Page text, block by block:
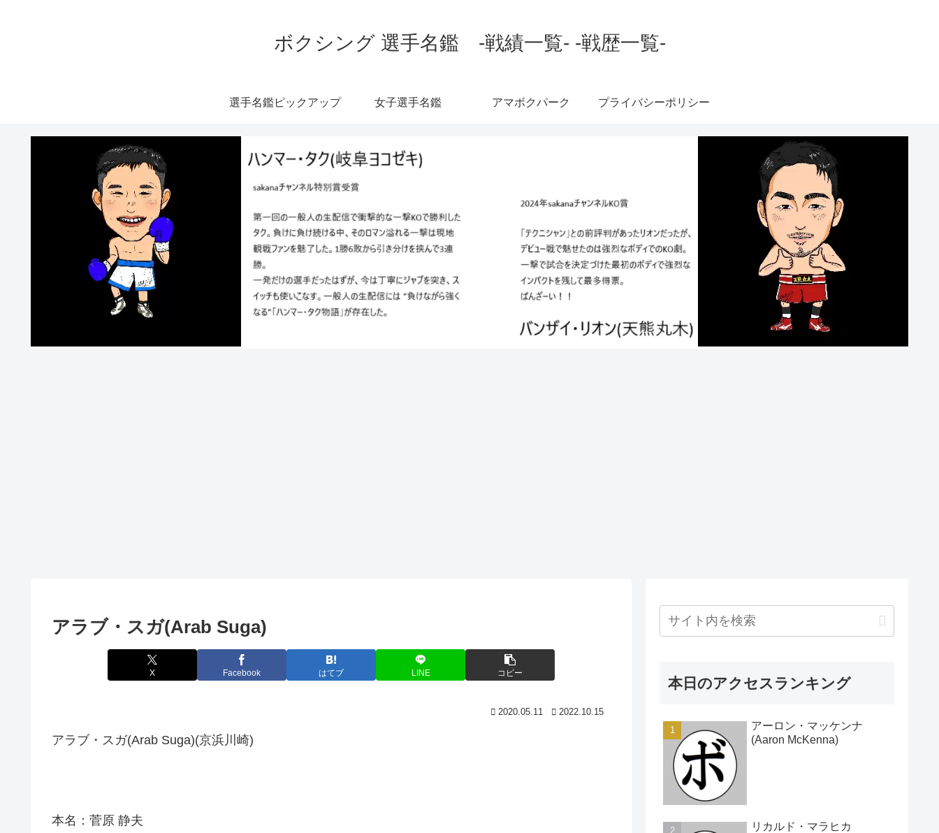
ボクシング 選手名鑑 -戦績一覧- -戦歴一覧-
選手名鑑ピックアップ 女子選手名鑑 アマボクパーク プライバシーポリシー
アラブ・スガ(Arab Suga)
X Facebook はてブ LINE コピー
2020.05.11 2022.10.15
アラブ・スガ(Arab Suga)(京浜川崎)
本名：菅原 静夫
本日のアクセスランキング
アーロン・マッケンナ
(Aaron McKenna)
リカルド・マラヒカ